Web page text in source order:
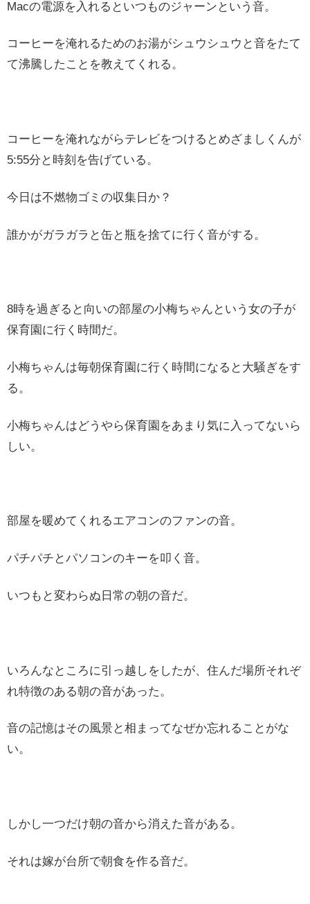
Macの電源を入れるといつものジャーンという音。
コーヒーを淹れるためのお湯がシュウシュウと音をたて
て沸騰したことを教えてくれる。
コーヒーを淹れながらテレビをつけるとめざましくんが
5:55分と時刻を告げている。
今日は不燃物ゴミの収集日か？
誰かがガラガラと缶と瓶を捨てに行く音がする。
8時を過ぎると向いの部屋の小梅ちゃんという女の子が
保育園に行く時間だ。
小梅ちゃんは毎朝保育園に行く時間になると大騒ぎをす
る。
小梅ちゃんはどうやら保育園をあまり気に入ってないら
しい。
部屋を暖めてくれるエアコンのファンの音。
パチパチとパソコンのキーを叩く音。
いつもと変わらぬ日常の朝の音だ。
いろんなところに引っ越しをしたが、住んだ場所それぞ
れ特徴のある朝の音があった。
音の記憶はその風景と相まってなぜか忘れることがな
い。
しかし一つだけ朝の音から消えた音がある。
それは嫁が台所で朝食を作る音だ。